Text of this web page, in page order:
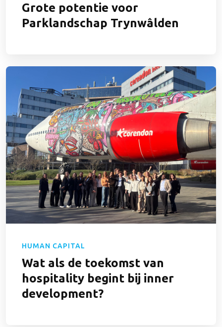
Grote potentie voor
Parklandschap Trynwâlden
HUMAN CAPITAL
Wat als de toekomst van
hospitality begint bij inner
development?